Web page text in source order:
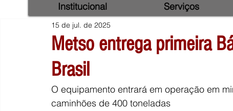
Metso entrega primeira
Brasil
15 de jul. de 2025
O equipamento entrará em operação em
caminhões de 400 toneladas
Institucional Serviços